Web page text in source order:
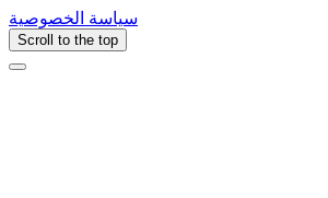
سياسة الخصوصية
Scroll to the top